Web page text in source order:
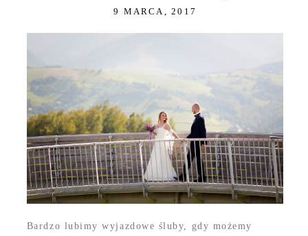
9 MARCA, 2017
Bardzo lubimy wyjazdowe śluby, gdy możemy